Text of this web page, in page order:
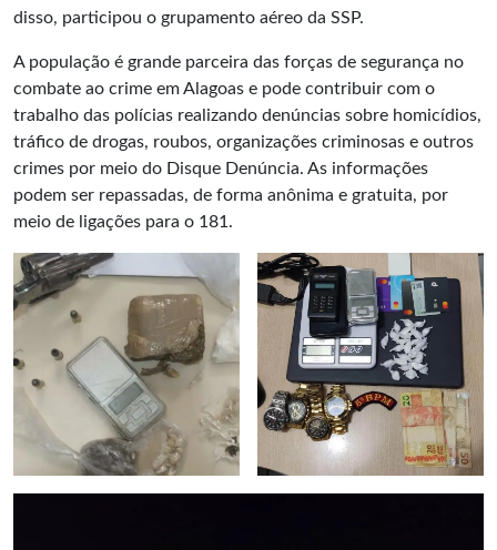
disso, participou o grupamento aéreo da SSP.
A população é grande parceira das forças de segurança no
combate ao crime em Alagoas e pode contribuir com o
trabalho das polícias realizando denúncias sobre homicídios,
tráfico de drogas, roubos, organizações criminosas e outros
crimes por meio do Disque Denúncia. As informações
podem ser repassadas, de forma anônima e gratuita, por
meio de ligações para o 181.